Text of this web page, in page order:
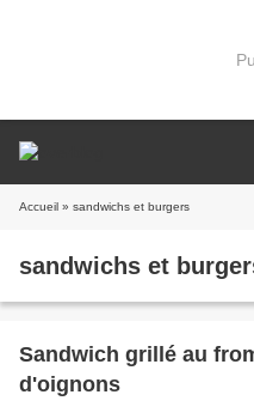
Accueil » sandwichs et burgers
sandwichs et
Sandwich grillé au
d'oignons